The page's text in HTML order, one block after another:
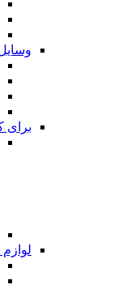
برای
لوازم